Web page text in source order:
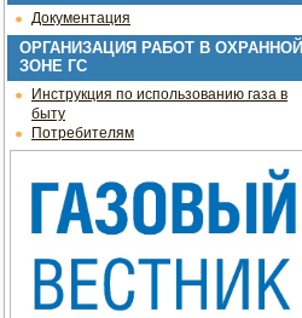
Документация
ОРГАНИЗАЦИЯ РАБОТ В ОХРАННОЙ
ЗОНЕ ГС
Инструкция по использованию газа в
быту
Потребителям